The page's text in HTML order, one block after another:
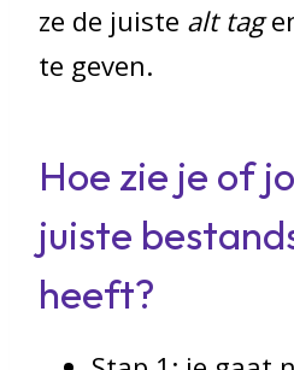
ze de juiste alt tag
te geven.
Hoe zie je of
juiste
heeft?